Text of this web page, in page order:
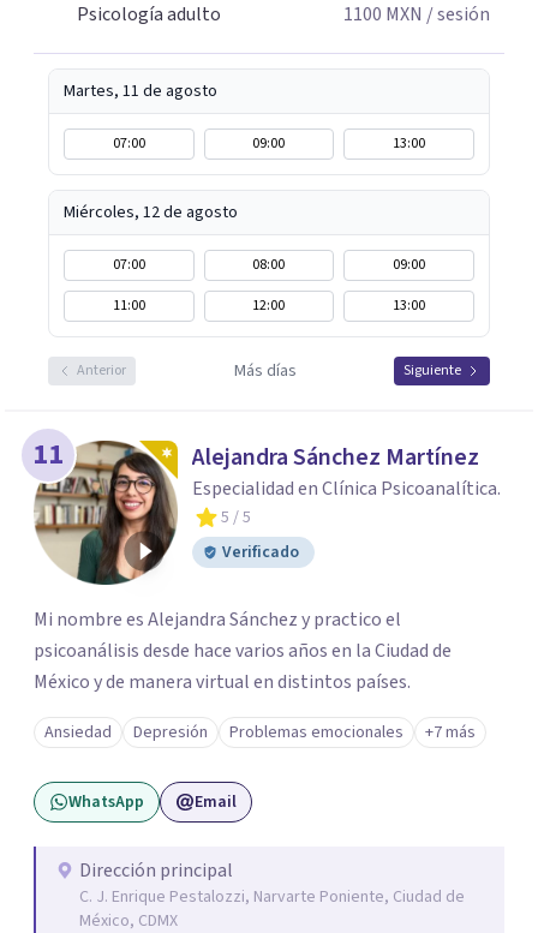
Psicología adulto 1100 MXN / sesión
Martes, 11 de agosto
07:00 09:00 13:00
Miércoles, 12 de agosto
07:00 08:00
09:00
11:00
12:00 13:00
Anterior Más días Siguiente
11 Alejandra Sánchez Martínez
Especialidad en Clínica Psicoanalítica.
5 / 5
Verificado
Mi nombre es Alejandra Sánchez y practico el
psicoanálisis desde hace varios años en la Ciudad de
México y de manera virtual en distintos países.
Ansiedad Depresión Problemas emocionales +7 más
WhatsApp Email
Dirección principal
C. J. Enrique Pestalozzi, Narvarte Poniente, Ciudad de
México, CDMX